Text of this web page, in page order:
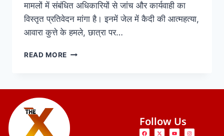
मामलों में संबंधित अधिकारियों से जांच और कार्यवाही का
विस्तृत प्रतिवेदन मांगा है। इनमें जेल में कैदी की आत्महत्या,
आवारा कुत्ते के हमले, छात्रा पर…
READ MORE
Follow Us